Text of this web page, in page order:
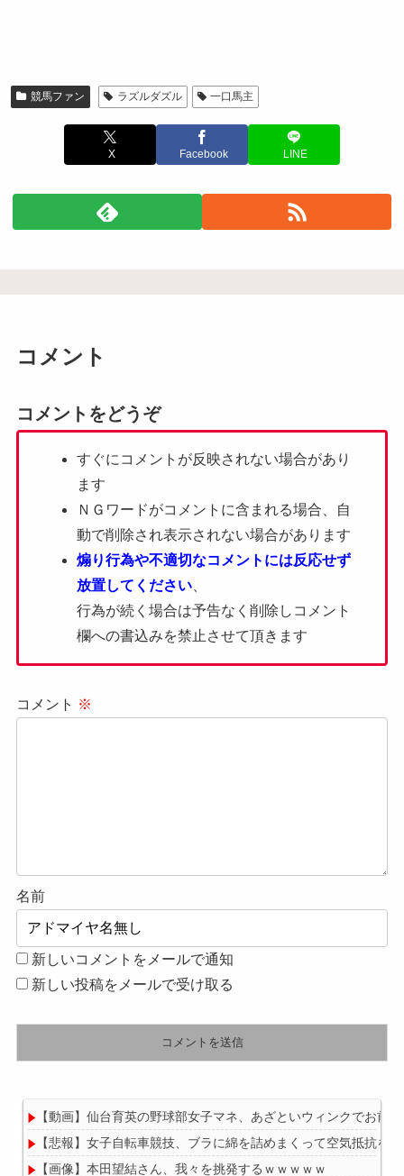
競馬ファン ラズルダズル 一口馬主
X Facebook LINE
コメント
コメントをどうぞ
すぐにコメントが反映されない場合があり
ます
ＮＧワードがコメントに含まれる場合、自
動で削除され表示されない場合があります
煽り行為や不適切なコメントには反応せず
放置してください
行為が続く場合は予告なく削除しコメント
欄への書込みを禁止させて頂きます
コメント ※
名前
新しいコメントをメールで通知
新しい投稿をメールで受け取る
【動画】仙台育英の野球部女子マネ、あざといウィンクでお前
【悲報】女子自転車競技、ブラに綿を詰めまくって空気抵抗を
【画像】本田望結さん、我々を挑発するｗｗｗｗｗ